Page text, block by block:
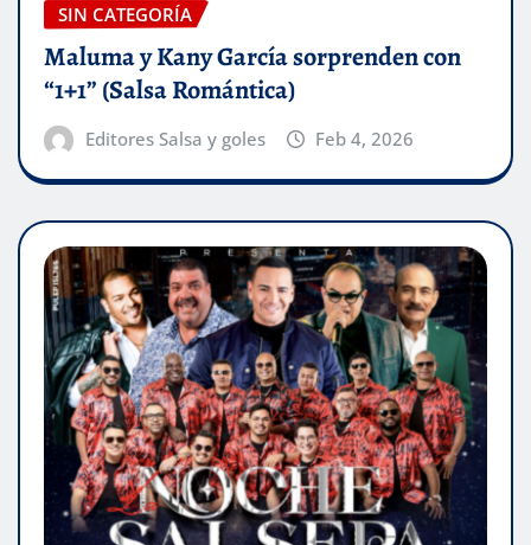
SIN CATEGORÍA
Maluma y Kany García sorprenden con
“1+1” (Salsa Romántica)
Editores Salsa y goles Feb 4, 2026